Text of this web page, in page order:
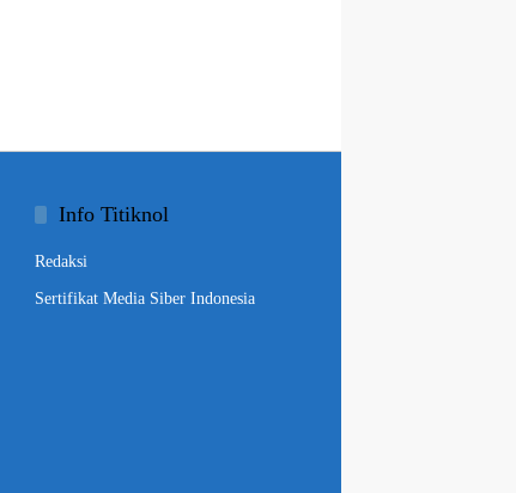
Info Titiknol
Redaksi
Sertifikat Media Siber Indonesia